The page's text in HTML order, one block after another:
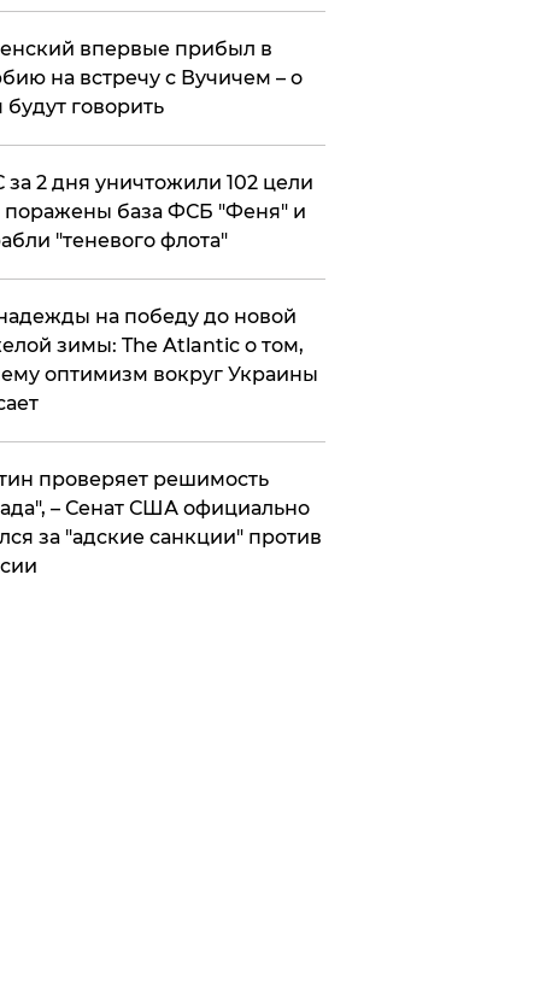
впервые прибыл в
на встречу с Вучичем – о
будут говорить
за 2 дня уничтожили 102 цели
база ФСБ "Феня" и
"теневого флота"
на победу до новой
зимы: The Atlantic о том,
оптимизм вокруг Украины
проверяет решимость
– Сенат США официально
за "адские санкции" против